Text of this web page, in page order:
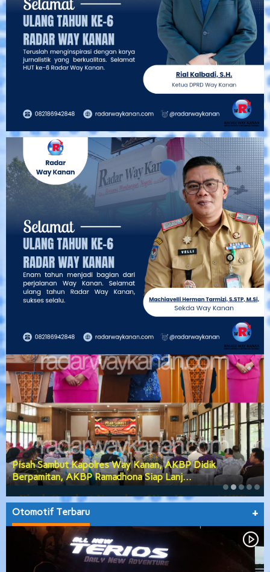
PGK Usulkan Dialog Terbuka Calon Wakil Bupati Way
Kanan, DPRD Siap Teruskan Usul…
Otomotif Terbaru +